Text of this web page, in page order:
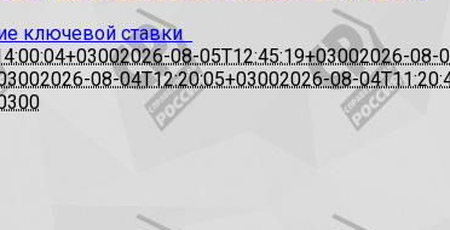
ключевой ставки
2026-08-05T12:45:19+03002026-08-
2026-08-04T12:20:05+03002026-08-